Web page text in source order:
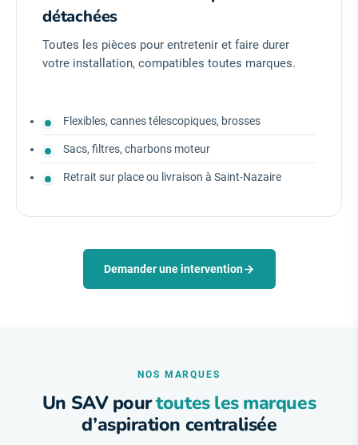
détachées
Toutes les pièces pour entretenir et faire durer
votre installation, compatibles toutes marques.
Flexibles, cannes télescopiques, brosses
Sacs, filtres, charbons moteur
Retrait sur place ou livraison à Saint-Nazaire
Demander une intervention
NOS MARQUES
Un SAV pourtoutes les marques
d’aspiration centralisée